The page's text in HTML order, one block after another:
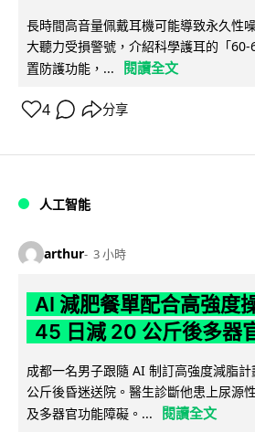
長時間高音量佩戴耳機可能導致永久性
大聽力受損警號，介紹科學護耳的「
置防護功能，...
閱讀全文
4 分享
人工智能
arthur 3 小時
AI 減肥餐單配合高強
45 日減 20 公斤後多器
成都一名男子跟隨 AI 制訂高強度減脂
公斤後昏迷送院。醫生診斷他患上尿源
及多器官功能障礙。...
閱讀全文